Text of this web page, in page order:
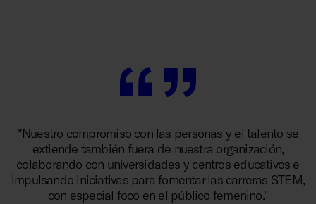
"Nuestro compromiso con las personas y el talento se
extiende también fuera de nuestra organización,
colaborando con universidades y centros educativos e
impulsando iniciativas para fomentar las carreras STEM,
con especial foco en el público femenino."